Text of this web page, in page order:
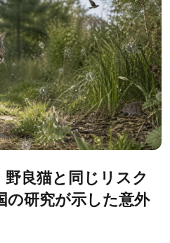
良猫と同じリスク
の研究が示した意外